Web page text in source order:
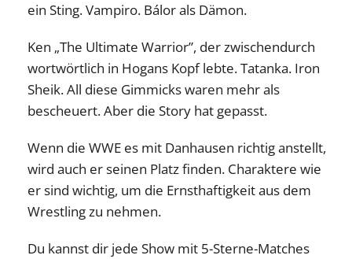
ein Sting. Vampiro. Bálor als Dämon.
Ken „The Ultimate Warrior”, der zwischendurch
wortwörtlich in Hogans Kopf lebte. Tatanka. Iron
Sheik. All diese Gimmicks waren mehr als
bescheuert. Aber die Story hat gepasst.
Wenn die WWE es mit Danhausen richtig anstellt,
wird auch er seinen Platz finden. Charaktere wie
er sind wichtig, um die Ernsthaftigkeit aus dem
Wrestling zu nehmen.
Du kannst dir jede Show mit 5-Sterne-Matches